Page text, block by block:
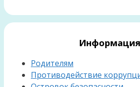
Информация
Родителям
Противодействие